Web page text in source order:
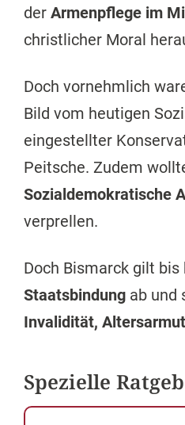
der Armenpflege im
christlicher Moral
Doch vornehmlich
Bild vom heutigen
eingestellter
Peitsche. Zudem
Sozialdemokratische
verprellen.
Doch Bismarck gilt
Staatsbindung ab und
Invalidität,
Spezielle